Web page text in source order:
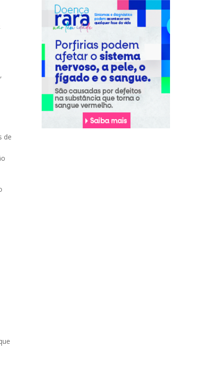
de